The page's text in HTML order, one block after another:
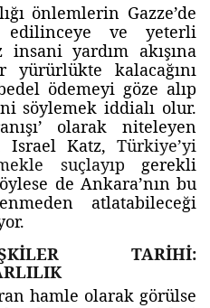
önlemlerin Gazze’de
ve yeterli
yardım akışına
kalacağını
ödemeyi göze alıp
söylemek iddialı olur.
olarak niteleyen
Israel Katz, Türkiye’yi
suçlayıp gerekli
de Ankara’nın bu
atlatabileceği
TARİHİ:
hamle olarak görülse